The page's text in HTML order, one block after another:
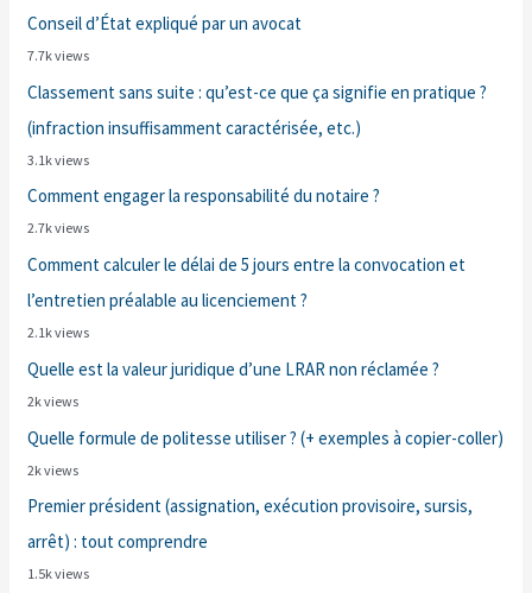
Conseil d’État expliqué par un avocat
7.7k views
Classement sans suite : qu’est-ce que ça signifie en pratique ?
(infraction insuffisamment caractérisée, etc.)
3.1k views
Comment engager la responsabilité du notaire ?
2.7k views
Comment calculer le délai de 5 jours entre la convocation et
l’entretien préalable au licenciement ?
2.1k views
Quelle est la valeur juridique d’une LRAR non réclamée ?
2k views
Quelle formule de politesse utiliser ? (+ exemples à copier-coller)
2k views
Premier président (assignation, exécution provisoire, sursis,
arrêt) : tout comprendre
1.5k views